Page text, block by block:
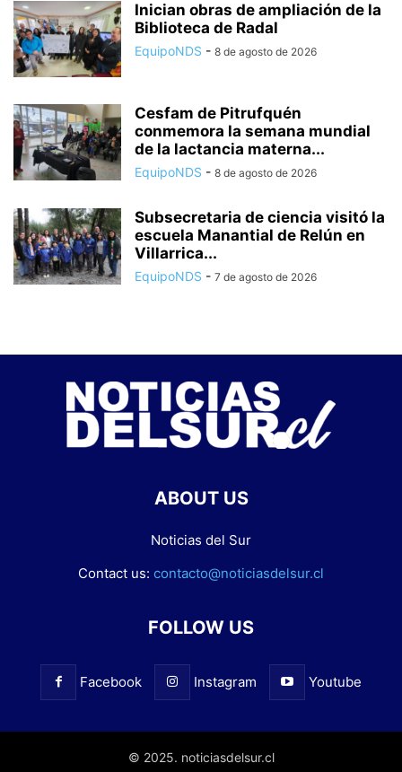
Inician obras de ampliación de la
Biblioteca de Radal
EquipoNDS - 8 de agosto de 2026
Cesfam de Pitrufquén
conmemora la semana mundial
de la lactancia materna...
EquipoNDS - 8 de agosto de 2026
Subsecretaria de ciencia visitó la
escuela Manantial de Relún en
Villarrica...
EquipoNDS - 7 de agosto de 2026
ABOUT US
Noticias del Sur
Contact us: contacto@noticiasdelsur.cl
FOLLOW US
Facebook Instagram Youtube
© 2025. noticiasdelsur.cl